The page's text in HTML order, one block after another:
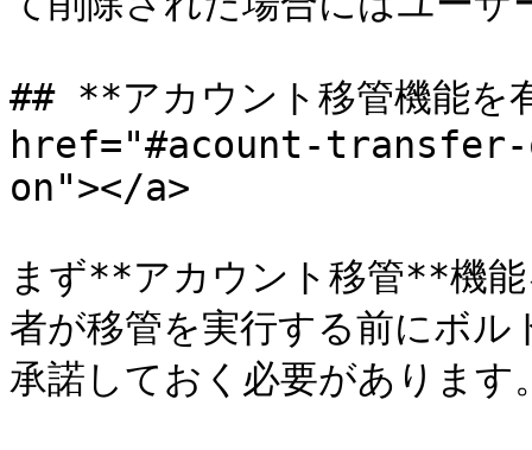
## **アカウント移管機能を
href="#acount-
on"></a>
まず**アカウント移管**機
者が移管を実行する前にボ
承諾しておく必要があります